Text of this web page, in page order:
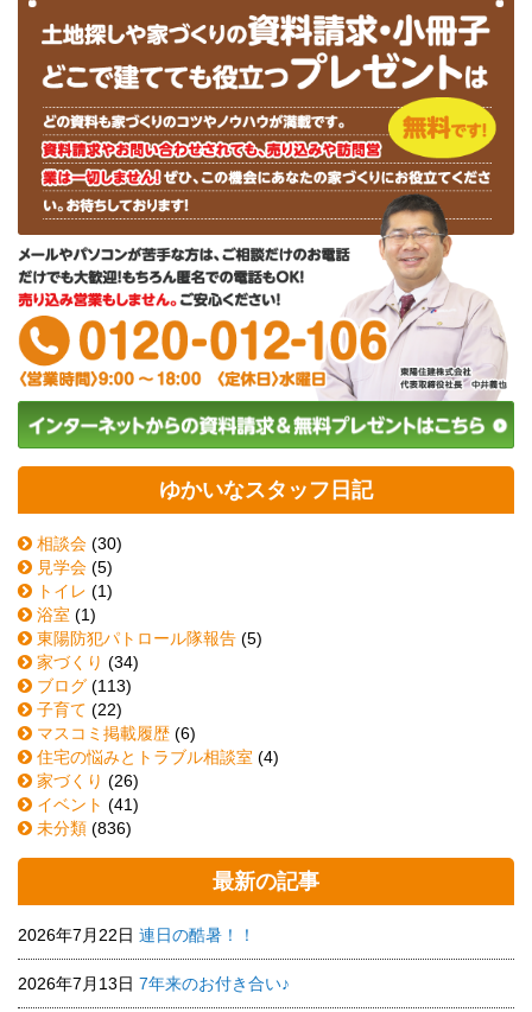
ゆかいなスタッフ日記
相談会 (30)
見学会 (5)
トイレ (1)
浴室 (1)
東陽防犯パトロール隊報告 (5)
家づくり (34)
ブログ (113)
子育て (22)
マスコミ掲載履歴 (6)
住宅の悩みとトラブル相談室 (4)
家づくり (26)
イベント (41)
未分類 (836)
最新の記事
2026年7月22日 連日の酷暑！！
2026年7月13日 7年来のお付き合い♪